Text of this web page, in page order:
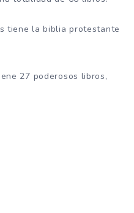
tiene la biblia protestante
27 poderosos libros,